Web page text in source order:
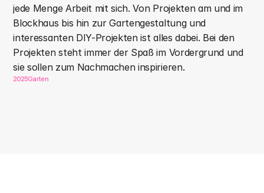
jede Menge Arbeit mit sich. Von Projekten am und im
Blockhaus bis hin zur Gartengestaltung und
interessanten DIY-Projekten ist alles dabei. Bei den
Projekten steht immer der Spaß im Vordergrund und
sie sollen zum Nachmachen inspirieren.
2025Garten